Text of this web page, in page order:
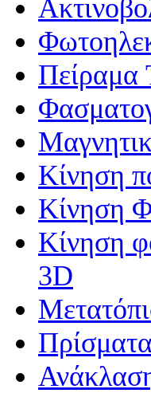
Πείραμα
Κίνηση
Κίνηση
Κίνηση
3D